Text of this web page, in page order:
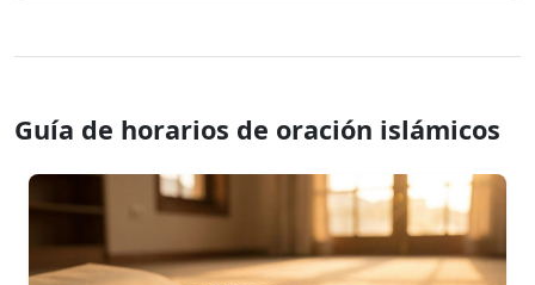
Guía de horarios de oración islámicos